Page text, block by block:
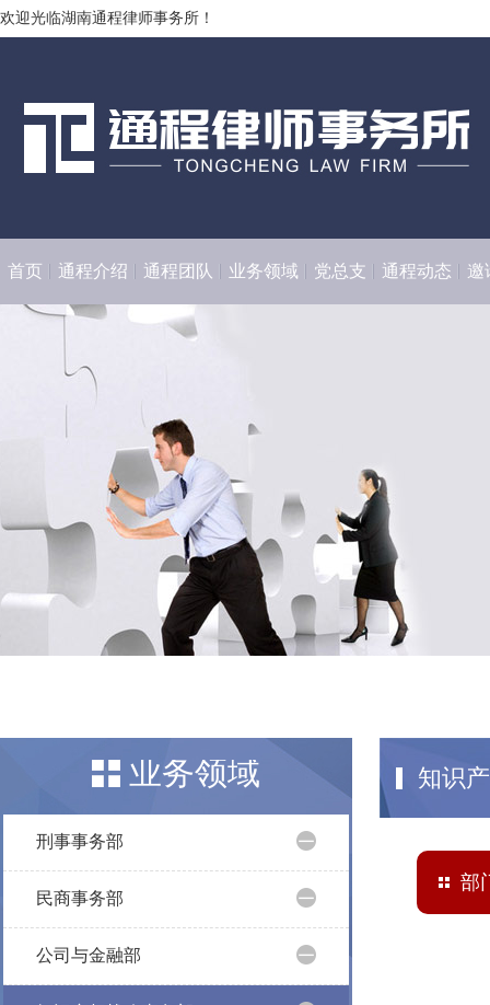
欢迎光临湖南通程律师事务所！
首页 通程介绍 通程团队 业务领域 党总支 通程动态 邀
业务领域
刑事事务部
民商事务部
公司与金融部
知识
部